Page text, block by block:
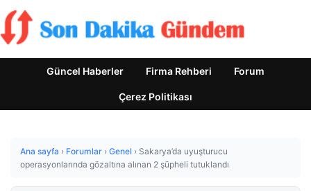
Güncel Haberler Firma Rehberi Forum
Çerez Politikası
Ana sayfa › Forumlar › Genel › Sakarya’da uyuşturucu
operasyonlarında gözaltına alınan 2 şüpheli tutuklandı